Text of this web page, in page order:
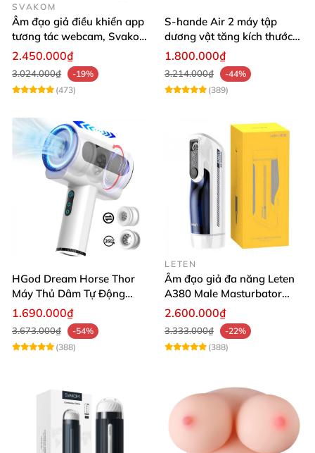
SVAKOM
Âm đạo giả điều khiển app
tương tác webcam, Svakom
Sam Neo
2.450.000₫
3.024.000₫
-19%
(473)
S-hande Air 2 máy tập
dương vật tăng kích thước
tự động cao cấp
1.800.000₫
3.214.000₫
-44%
(389)
HGod Dream Horse Thor
Máy Thủ Dâm Tự Động
Rung Thụt Xoay 360 Độ
1.690.000₫
3.673.000₫
-54%
(388)
LETEN
Âm đạo giả đa năng Leten
A380 Male Masturbator
Version 4
2.600.000₫
3.333.000₫
-22%
(388)